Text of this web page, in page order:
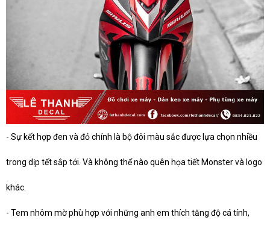
- Sự kết hợp đen và đỏ chính là bộ đôi màu sắc được lựa chọn nhiều
trong dịp tết sắp tới. Và không thể nào quên họa tiết Monster và logo
khác.
- Tem nhôm mờ phù hợp với những anh em thích tăng độ cá tính,